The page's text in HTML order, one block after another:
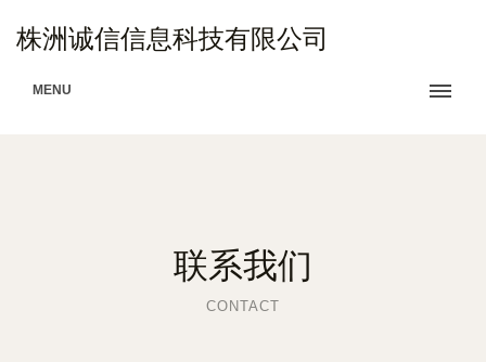
株洲诚信信息科技有限公司
MENU
联系我们
CONTACT